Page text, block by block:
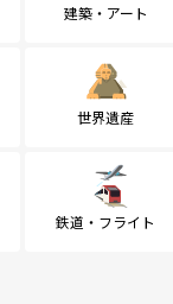
建築・アート
世界遺産
鉄道・フライト